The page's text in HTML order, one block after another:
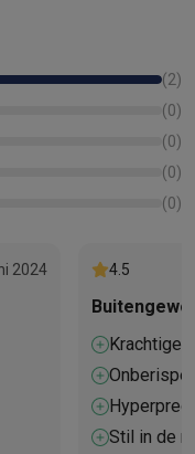
(2)
(0)
(0)
(0)
(0)
2024 4.5
Krachtige
Stil in de